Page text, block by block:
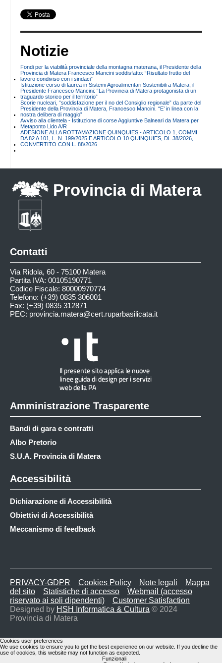
Notizie
Fondi per la viabilità provinciale della montagna materana, il Presidente della
Provincia di Matera Francesco Mancini soddisfatto: “Risultato frutto del
lavoro condiviso con i sindaci”
Istituzione corso di laurea in Sistemi Agroalimentari Sostenibili a Matera, il
Presidente Francesco Mancini: “La Provincia di Matera protagonista di un
traguardo storico per il territorio”
Scorie nucleari, “soddisfazione per il no del Consiglio regionale” da parte del
Presidente della Provincia di Matera, Francesco Mancini. “E’ in linea con la
nostra delibera di maggio”
Avviso alla clientela - Istituzione di corse Aggiuntive Balneari da Matera per
Metaponto Lido A/R
ADESIONE ALLA ROTTAMAZIONE QUINQUIES - ARTICOLO 1, COMMI
DA 82 A 101, L. N. 199/2025 E ARTICOLO 10 QUINQUIES, DL 38/2026,
CONVERTITO CON L. 88/2026
Provincia di Matera
Contatti
Via Ridola, 60 - 75100 Matera
Partita IVA: 00105190771
Codice Fiscale: 80000970774
Telefono: (+39) 0835 306001
Fax: (+39) 0835 312871
PEC: provincia.matera@cert.ruparbasilicata.it
Amministrazione Trasparente
Bandi di gara e contratti
Albo Pretorio
S.U.A. Provincia di Matera
Accessibilità
Dichiarazione di Accessibilità
Obiettivi di Accessibilità
Meccanismo di feedback
PRIVACY-GDPR Cookies Policy Note legali
Mappa
del sito
Statistiche di accesso
Webmail (accesso
riservato ai soli dipendenti)
Customer Satisfaction
Designed by HSH Informatica & Cultura © 2024
Provincia di Matera
Cookies user preferences
We use cookies to ensure you to get the best experience on our website. If you decline the
use of cookies, this website may not function as expected.
Funzionali